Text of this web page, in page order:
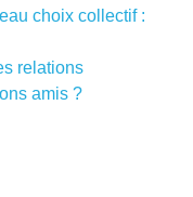
choix collectif :
relations
amis ?